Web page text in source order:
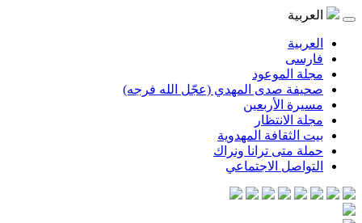
المهدي (عجّل الله فرجه)
المهدوية
ترانا ونراك
الاجتماعي